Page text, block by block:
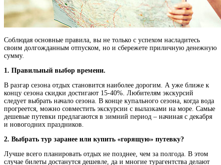
Соблюдая основные правила, вы не только с успехом насладитесь
своим долгожданным отпуском, но и сбережете приличную денежную
сумму.
1. Правильный выбор времени.
В разгар сезона отдых становится наиболее дорогим. А уже ближе к
концу сезона скидки достигают 15-40%. Любителям экскурсий
следует выбрать начало сезона. В конце купального сезона, когда вода
прогреется, можно совместить экскурсии с вылазками на море. Самые
дешевые путевки предлагаются в зимний период – начиная с декабря
и новогодних праздников.
2. Выбрать тур заранее или купить «горящую» путевку?
Лучше всего планировать отдых не позднее, чем за полгода. В этом
случае билеты достанутся дешевле, да и многие турагентства делают